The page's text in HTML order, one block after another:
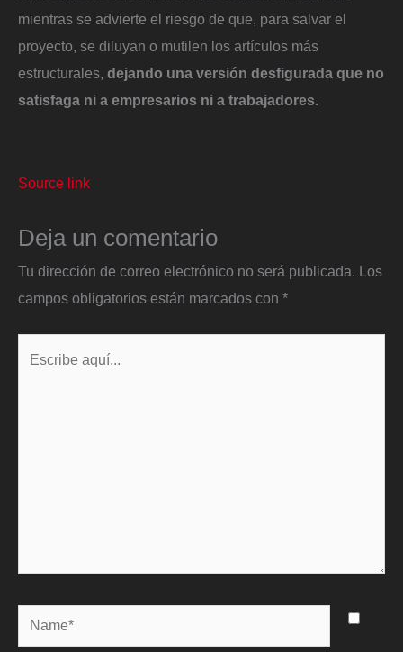
mientras se advierte el riesgo de que, para salvar el
proyecto, se diluyan o mutilen los artículos más
estructurales, dejando una versión desfigurada que no
satisfaga ni a empresarios ni a trabajadores.
Source link
Deja un comentario
Tu dirección de correo electrónico no será publicada. Los
campos obligatorios están marcados con *
Name*